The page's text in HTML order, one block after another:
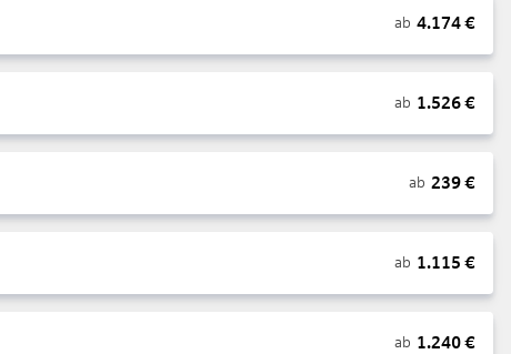
ab 4.174€
ab 1.526€
ab 239€
ab 1.115 €
ab 1.240€